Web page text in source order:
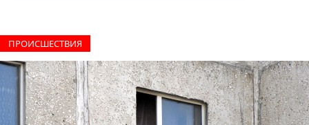
ПРОИCШЕСТВИЯ